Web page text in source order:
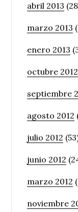
abril 2013
marzo 2013
enero 2013
octubre 2012
septiembre
agosto 2012
julio 2012
junio 2012
marzo 2012
noviembre